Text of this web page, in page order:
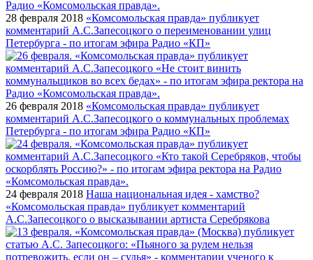
28 февраля 2018 «Комсомольская правда» публикует
комментарий А.С.Запесоцкого о переименовании улиц
Петербурга - по итогам эфира Радио «КП»
26 февраля 2018 «Комсомольская правда» публикует
комментарий А.С.Запесоцкого о коммунальных проблемах
Петербурга - по итогам эфира Радио «КП»
24 февраля 2018 Наша национальная идея - хамство?
«Комсомольская правда» публикует комментарий
А.С.Запесоцкого о высказывании артиста Серебрякова